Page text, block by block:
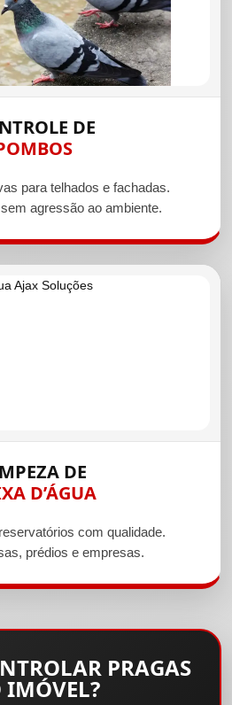
DE
para telhados e fachadas.
agressão ao ambiente.
DE
D’ÁGUA
com qualidade.
prédios e empresas.
PRAGAS
IMÓVEL?